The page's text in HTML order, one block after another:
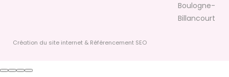
Boulogne-
Billancourt
Création du site internet & Référencement SEO